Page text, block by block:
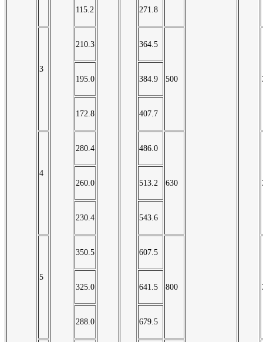
115.2 271.8
3
210.3 364.5
500
195.0 384.9
172.8 407.7
4
280.4 486.0
630
260.0 513.2
230.4 543.6
5
350.5 607.5
800
325.0 641.5
288.0 679.5